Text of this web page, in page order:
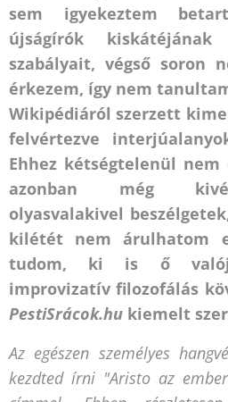
sem igyekeztem
újságírók
szabályait, végső soron
érkezem, így nem
Wikipédiáról szerzett
felvértezve
Ehhez kétségtelenül
azonban még
olyasvalakivel
kilétét nem árulhatom
tudom, ki is ő
improvizatív filozofálás
PestiSrácok.hu kiemelt
Az egészen személyes
kezdted írni "Aristo az